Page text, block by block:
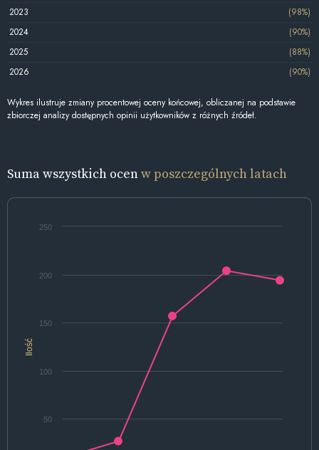
2023
(98%)
2024
(90%)
2025
(88%)
2026
(90%)
Wykres ilustruje zmiany procentowej oceny końcowej, obliczanej na podstawie
zbiorczej analizy dostępnych opinii użytkowników z różnych źródeł.
Suma wszystkich ocenw poszczególnych latach
Ilość
50
100
150
200
250